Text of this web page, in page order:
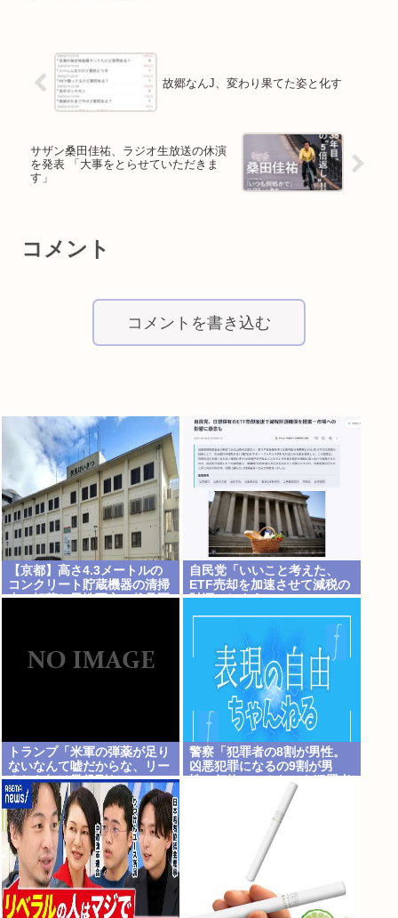
故郷なんJ、変わり果てた姿と化す
サザン桑田佳祐、ラジオ生放送の休演
を発表 「大事をとらせていただきま
す」
コメント
コメントを書き込む
【京都】高さ4.3メートルの
コンクリート貯蔵機器の清掃
中に転落し男性死亡、伏見区
自民党「いいこと考えた、
ETF売却を加速させて減税の
財源にしよう」
トランプ「米軍の弾薬が足り
ないなんて嘘だからな、リー
クした奴は懲役刑だ！」
警察「犯罪者の8割が男性。
凶悪犯罪になるの9割が男
性。何故、こんなにも犯罪者
は男性に偏るのか」